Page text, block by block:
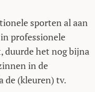
sporten al aan
professionele
duurde het nog bijna
in de
de (kleuren) tv.